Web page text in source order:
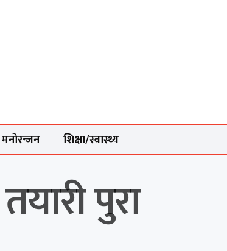
मनोरन्जन शिक्षा/स्वास्थ्य
पुरा